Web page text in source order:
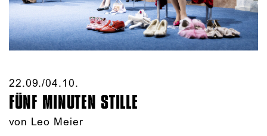
22.09./​04.10.​
FÜNF MINUTEN STILLE
von Leo Meier